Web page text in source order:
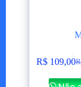
O
R$109,00O